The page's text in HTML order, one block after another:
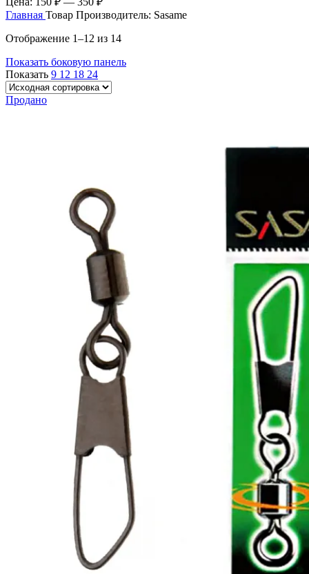
Главная Товар Производитель: Sasame
Отображение 1–12 из 14
Показать боковую панель
Показать 9 12 18 24
Продано